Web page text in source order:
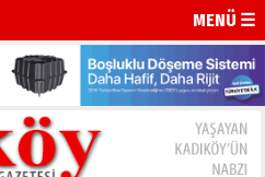
MENÜ ☰